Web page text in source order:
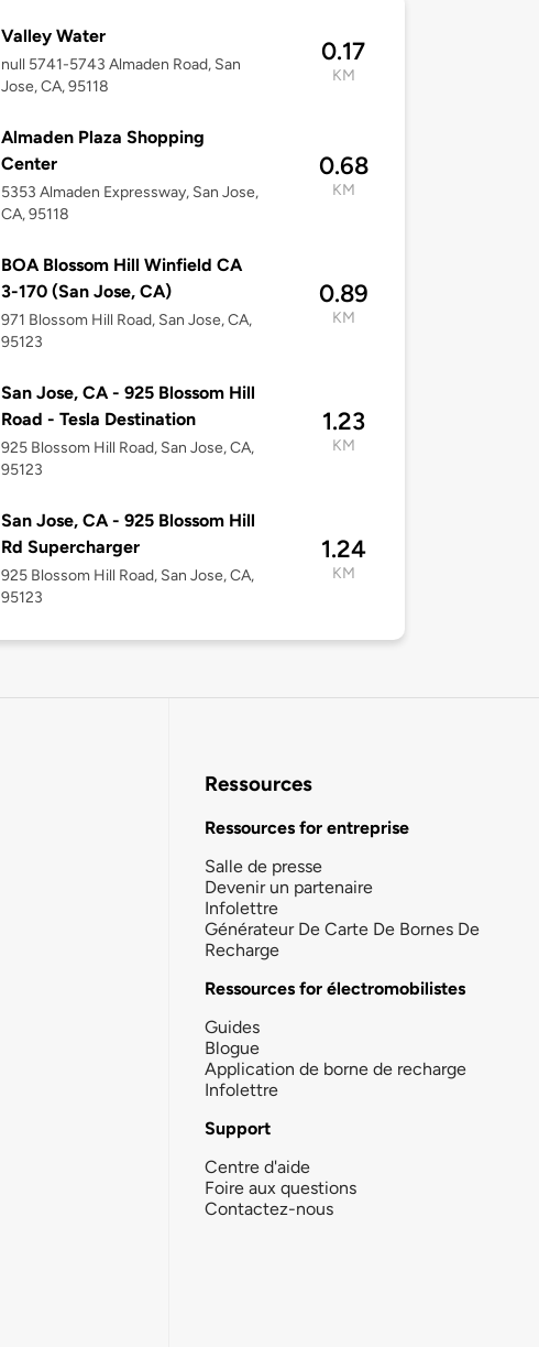
Valley Water
null 5741-5743 Almaden Road, San
Jose, CA, 95118
0.17
KM
Almaden Plaza Shopping
Center
5353 Almaden Expressway, San Jose,
CA, 95118
0.68
KM
BOA Blossom Hill Winfield CA
3-170 (San Jose, CA)
971 Blossom Hill Road, San Jose, CA,
95123
0.89
KM
San Jose, CA - 925 Blossom Hill
Road - Tesla Destination
925 Blossom Hill Road, San Jose, CA,
95123
1.23
KM
San Jose, CA - 925 Blossom Hill
Rd Supercharger
925 Blossom Hill Road, San Jose, CA,
95123
1.24
KM
Ressources
Ressources for entreprise
Salle de presse
Devenir un partenaire
Infolettre
Générateur De Carte De Bornes De
Recharge
Ressources for électromobilistes
Guides
Blogue
Application de borne de recharge
Infolettre
Support
Centre d'aide
Foire aux questions
Contactez-nous